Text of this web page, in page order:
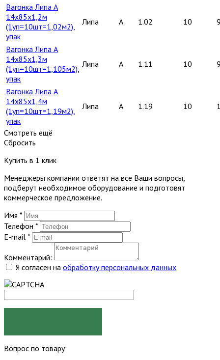
Вагонка Липа А
14х85х1,2м
(1уп=10шт=1,02м2),
упак
Липа A 1.02 10
Вагонка Липа А
14х85х1,3м
(1уп=10шт=1,105м2),
упак
Липа A 1.11 10
Вагонка Липа А
14х85х1,4м
(1уп=10шт=1,19м2),
упак
Липа A 1.19 10
Смотреть ещё
Сбросить
Купить в 1 клик
Менеджеры компании ответят на все Ваши вопросы,
подберут необходимое оборудование и подготовят
коммерческое предложение.
Имя *
Телефон *
E-mail *
Комментарий:
Я согласен на обработку персональных данных
Вопрос по товару